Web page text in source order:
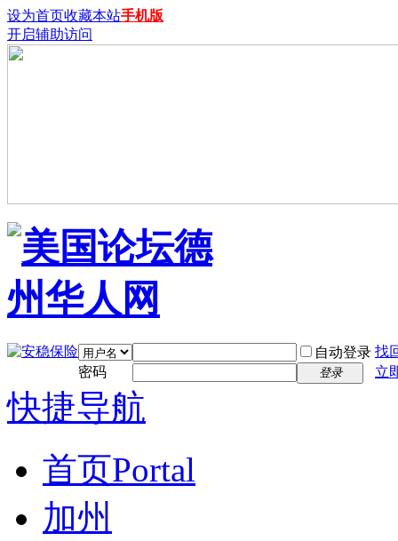
设为首页收藏本站手机版
开启辅助访问
自动登录 找
密码
登录 立
快捷导航
首页Portal
加州